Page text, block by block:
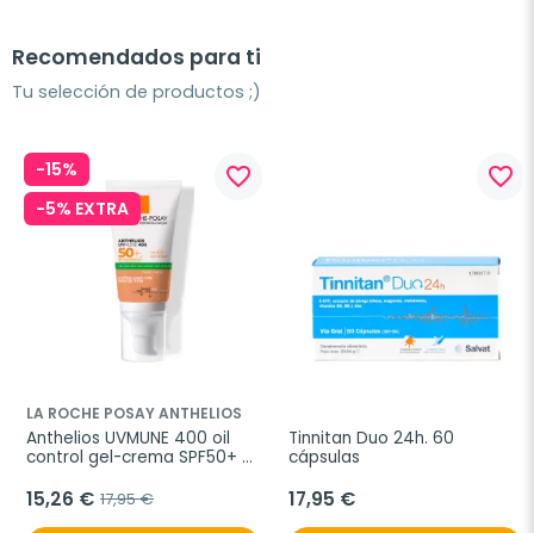
Recomendados para ti
Tu selección de productos ;)
-15%
-5% EXTRA
favorite_border
LA ROCHE POSAY ANTHELIOS
Anthelios UVMUNE 400 oil
control gel-crema SPF50+
15,26 € 17,95 €
favorite_border
Tinnitan Duo 24h. 60
cápsulas
17,95 €